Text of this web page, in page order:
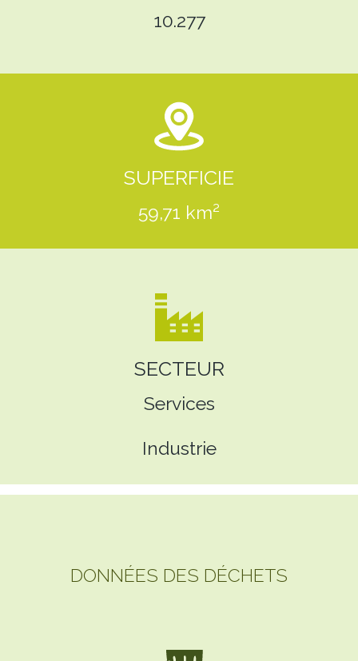
10.277
SUPERFICIE
59,71 km²
SECTEUR
Services
Industrie
DONNÉES DES DÉCHETS